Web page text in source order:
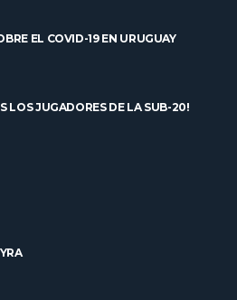
EL COVID-19 EN URUGUAY
LOS JUGADORES DE LA SUB-20!